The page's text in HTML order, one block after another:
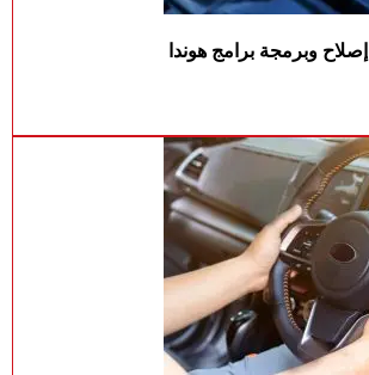
إصلاح وبرمجة برامج هوندا